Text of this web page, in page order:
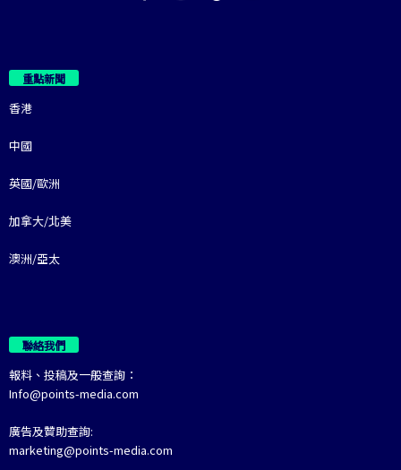
重點新聞
香港
中國
英國/歐洲
加拿大/北美
澳洲/亞太
聯絡我們
報料、投稿及一般查詢：
Info@points-media.com
廣告及贊助查詢:
marketing@points-media.com